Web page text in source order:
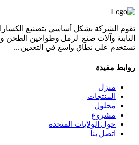
تقوم الشركة بشكل أساسي بتصنيع
الثابتة وآلات صنع الرمل وطواحين الطحن
تستخدم على نطاق واسع في التعدين ...
روابط مفيدة
منزل
المنتجات
محلول
مشروع
حول الولايات المتحدة
اتصل بنا